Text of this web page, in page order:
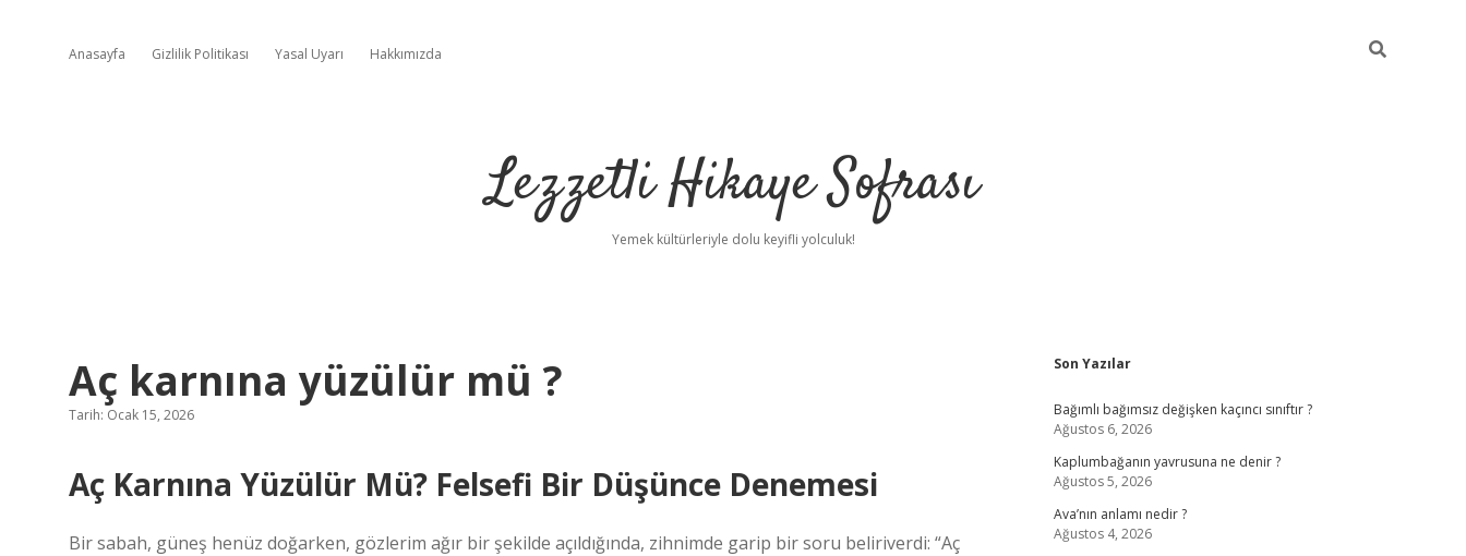
Anasayfa Gizlilik Politikası Yasal Uyarı Hakkımızda
Lezzetli Hikaye Sofrası
Yemek kültürleriyle dolu keyifli yolculuk!
Aç karnına yüzülür mü ?
Tarih: Ocak 15, 2026
Aç Karnına Yüzülür Mü? Felsefi Bir Düşünce Denemesi
Bir sabah, güneş henüz doğarken, gözlerim ağır bir şekilde açıldığında, zihnimde garip bir soru beliriverdi: “Aç
Sidebar
Son Yazılar
Bağımlı bağımsız değişken kaçıncı sınıftır ?
Ağustos 6, 2026
Kaplumbağanın yavrusuna ne denir ?
Ağustos 5, 2026
Ava’nın anlamı nedir ?
Ağustos 4, 2026